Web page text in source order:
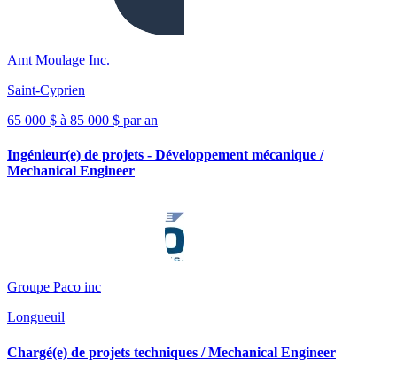
Amt Moulage Inc.
Saint-Cyprien
65 000 $ à 85 000 $ par an
Ingénieur(e) de projets - Développement mécanique /
Mechanical Engineer
Groupe Paco inc
Longueuil
Chargé(e) de projets techniques / Mechanical Engineer